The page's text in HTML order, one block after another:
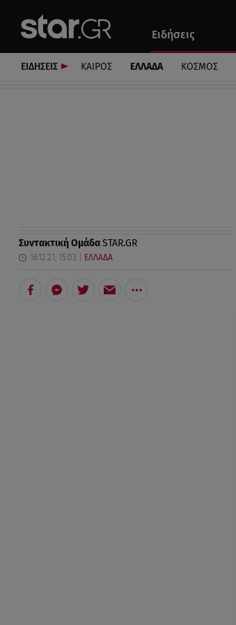
Ειδήσεις
Αυτοκίνητο
ΕΙΔΗΣΕΙΣ ΚΑΙΡΟΣ ΕΛΛΑΔΑ ΚΟΣΜΟΣ
Συντακτική ΟμάδαSTAR.GR
16.12.21, 15:03 ΕΛΛΑΔΑ